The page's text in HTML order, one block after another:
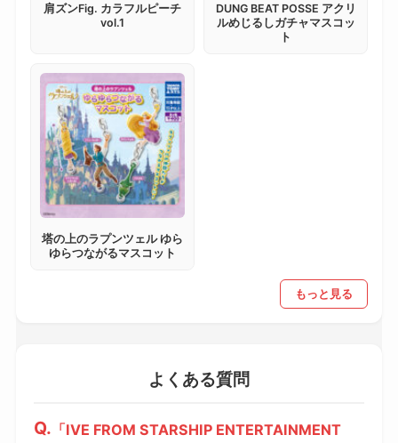
肩ズンFig. カラフルピーチ
vol.1
DUNG BEAT POSSE アクリ
ルめじるしガチャマスコッ
ト
塔の上のラプンツェル ゆら
ゆらつながるマスコット
もっと見る
よくある質問
「IVE FROM STARSHIP ENTERTAINMENT